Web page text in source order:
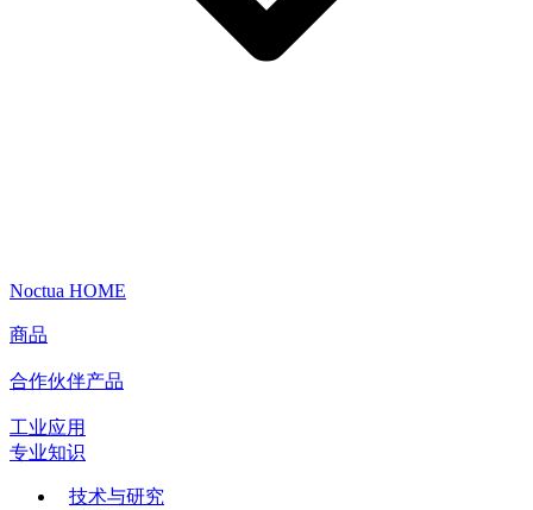
Noctua HOME
商品
合作伙伴产品
工业应用
专业知识
技术与研究